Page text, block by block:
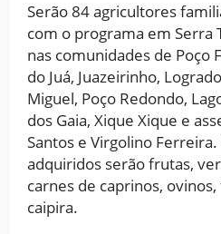
Serão 84 agricultores
com o programa em Serra
nas comunidades de Poço
do Juá, Juazeirinho,
Miguel, Poço Redondo,
dos Gaia, Xique Xique e
Santos e Virgolino
adquiridos serão frutas,
carnes de caprinos,
caipira.